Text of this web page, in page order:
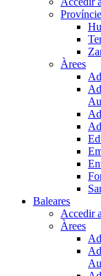
Àrees
Baleares
Accedir
Àrees